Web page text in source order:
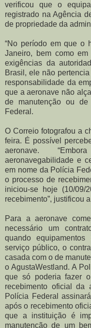
verificou que o
registrado na Agência
de propriedade da
“No período em que o
Janeiro, bem como
exigências da
Brasil, ele não
responsabilidade da
que a aeronave não
de manutenção ou
Federal.
O Correio fotografou a
feira. É possível
aeronave.
aeronavegabilidade e
em nome da Polícia
o processo de
iniciou-se hoje (10/
recebimento”, justificou a
Para a aeronave
necessário um
quando
serviço público, o
casada com o de
o AgustaWestland. A
que só poderia fazer
recebimento oficial da
Polícia Federal
após o recebimento
que a instituição é
manutenção de um